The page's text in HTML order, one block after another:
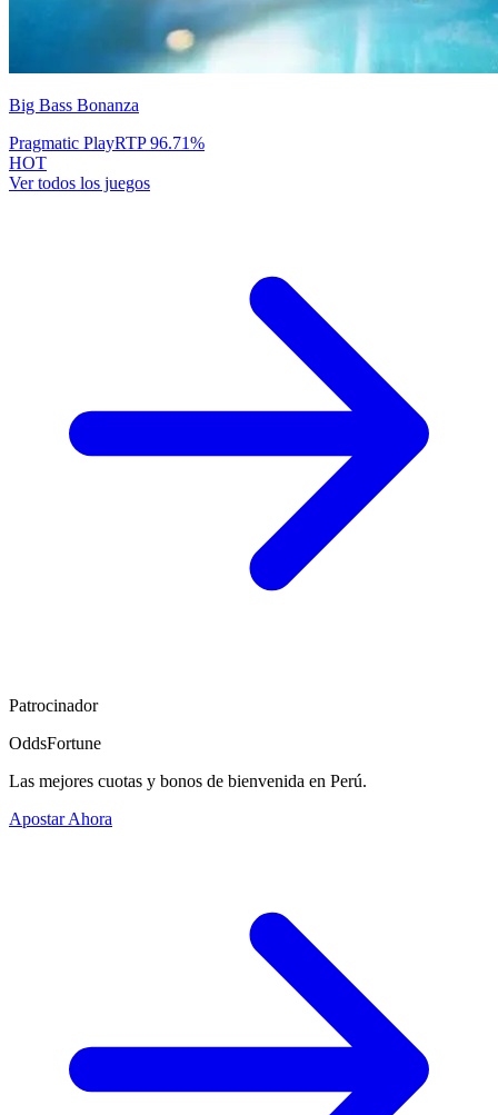
Big Bass Bonanza
Pragmatic PlayRTP96.71%
HOT
Ver todos los juegos
Patrocinador
OddsFortune
Las mejores cuotas y bonos de bienvenida en Perú.
Apostar Ahora